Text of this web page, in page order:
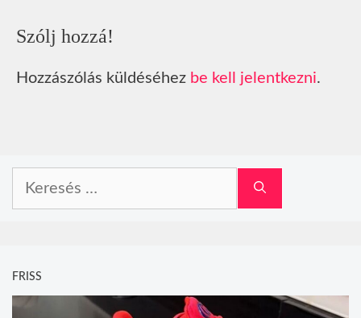
Szólj hozzá!
Hozzászólás küldéséhez be kell jelentkezni.
FRISS